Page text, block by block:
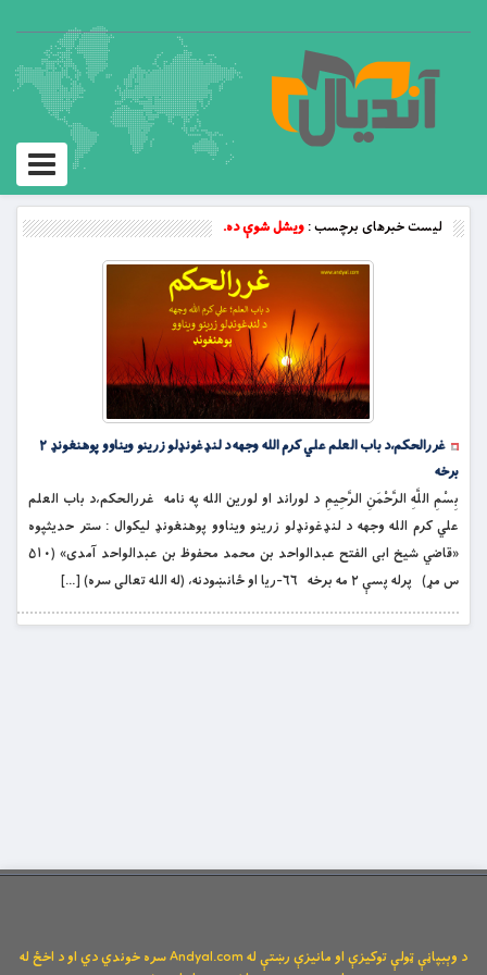
Toggle
لیست خبرهای برچسب :ویشل شوې ده.
غررالحکم،د باب العلم علي کرم الله وجهه د لنډغونډلو زرینو ویناوو پوهنغونډ ۲
برخه
بِسْمِ اللَّهِ الرَّحْمَنِ الرَّحِيمِ د لوراند او لورین الله په نامه غررالحکم،د باب العلم
علي کرم الله وجهه د لنډغونډلو زرینو ویناوو پوهنغونډ لیکوال : ستر حدیثپوه
«قاضي شیخ ابی الفتح عبدالواحد بن محمد محفوظ بن عبدالواحد آمدی» (۵۱۰
س مړ) پرله پسې ۲ مه برخه ۶۶-ریا او ځانښودنه، (له الله تعالی سره) […]
د وېبپاڼې ټولې توکیزې او مانیزې رښتې له Andyal.com سره خوندي دي او د اخځ له